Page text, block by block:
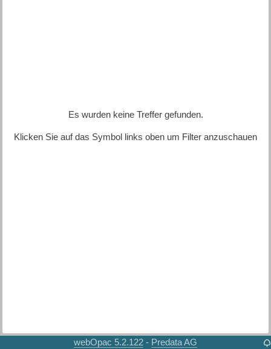
Es wurden keine Treffer gefunden.
Klicken Sie auf das Symbol links oben um Filter anzuschauen
webOpac 5.2.122 - Predata AG